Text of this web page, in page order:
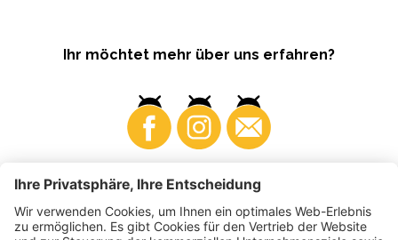
Ihr möchtet mehr über uns erfahren?
Business Produzenten